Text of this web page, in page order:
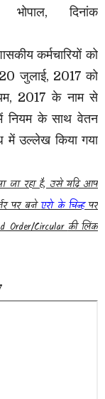
भोपाल, दिनांक
कर्मचारियों को
जुलाई, 2017 को
2017 के नाम से
नियम के साथ वेतन
में उल्लेख किया गया
जा रहा है, उसे यदि आप
पर बनेएरो के चिन्हपर
Order/Circularकी लिंक